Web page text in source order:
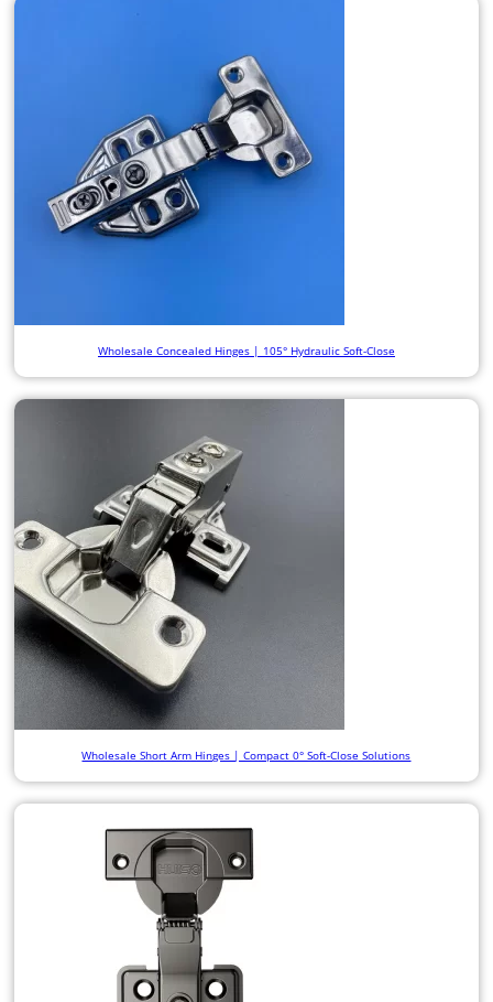
Wholesale Concealed Hinges | 105° Hydraulic Soft-Close
Wholesale Short Arm Hinges | Compact 0° Soft-Close Solutions